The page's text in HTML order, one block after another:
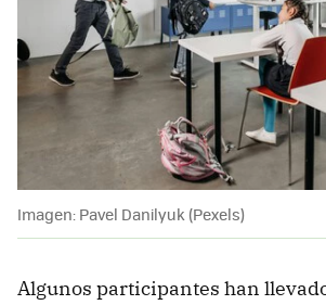
Imagen: Pavel Danilyuk (Pexels)
Algunos participantes han